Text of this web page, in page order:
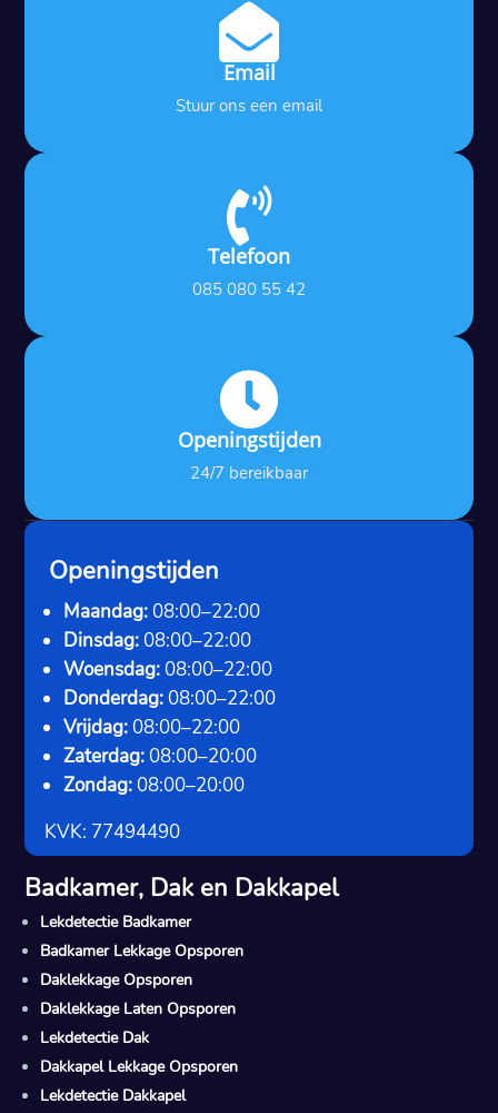

Email
Stuur ons een email

Telefoon
085 080 55 42

Openingstijden
24/7 bereikbaar
Openingstijden
Maandag: 08:00–22:00
Dinsdag: 08:00–22:00
Woensdag: 08:00–22:00
Donderdag: 08:00–22:00
Vrijdag: 08:00–22:00
Zaterdag: 08:00–20:00
Zondag: 08:00–20:00
KVK: 77494490
Badkamer, Dak en Dakkapel
Lekdetectie Badkamer
Badkamer Lekkage Opsporen
Daklekkage Opsporen
Daklekkage Laten Opsporen
Lekdetectie Dak
Dakkapel Lekkage Opsporen
Lekdetectie Dakkapel